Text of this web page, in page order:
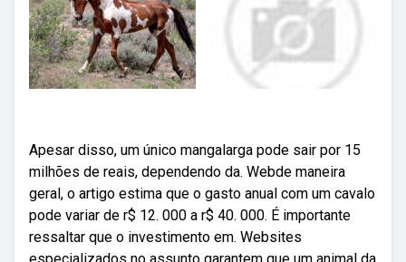
Apesar disso, um único mangalarga pode sair por 15
milhões de reais, dependendo da. Webde maneira
geral, o artigo estima que o gasto anual com um cavalo
pode variar de r$ 12. 000 a r$ 40. 000. É importante
ressaltar que o investimento em. Websites